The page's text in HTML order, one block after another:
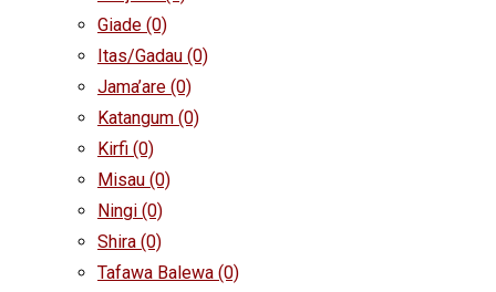
Giade (0)
Itas/Gadau (0)
Jama’are (0)
Katangum (0)
Kirfi (0)
Misau (0)
Ningi (0)
Shira (0)
Tafawa Balewa (0)